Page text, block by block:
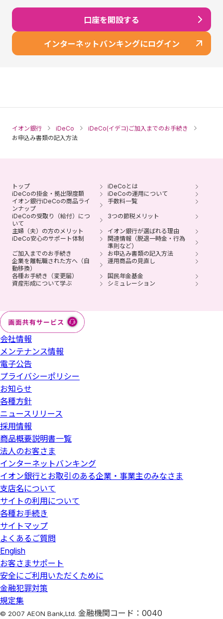
っては、損失が生じる可能性があります。
加入から受取りが終了するまでの間、所定の手数料がかか
運用商品の配分指定をされなかった場合、掛金や移換され
積立られた商品の売買には、所定の日数がかかります（通
常3～8営業日かかります）。
退職などにともない企業型確定拠出年金の加入資格を喪失
した方は、6カ月以内にお手続きください。
イオン銀行iDeCoは、みずほ銀行の委託によりイオン銀行
が取扱う、個人型確定拠出年金プランです。
口座を開設する
インターネットバンキングにログイン
イオン銀行 iDeCo
iDeCo(イデコ)ご加入までのお手続き
お申込み書類の記入方法
トップ
iDeCoとは
iDeCoの掛金・拠出限度額
iDeCoの運用について
イオン銀行iDeCoの商品ライ
ンナップ
手数料一覧
iDeCoの受取り（給付）につ
いて
3つの節税メリット
主婦（夫）の方のメリット
イオン銀行が選ばれる理由
iDeCo安心のサポート体制
関連情報（脱退一時金・行為
準則など）
ご加入までのお手続き
お申込み書類の記入方法
企業を離転職された方へ（自
動移換）
運用商品の見直し
各種お手続き（変更届）
国民年金基金
資産形成について学ぶ
シミュレーション
会社情報
メンテナンス情報
電子公告
プライバシーポリシー
お知らせ
各種方針
ニュースリリース
採用情報
商品概要説明書一覧
法人のお客さま
インターネットバンキング
イオン銀行とお取引のある企業・事業主のみなさま
支店名について
サイトの利用について
各種お手続き
サイトマップ
よくあるご質問
English
お客さまサポート
安全にご利用いただくために
金融犯罪対策
規定集
© 2007 AEON Bank,Ltd. 金融機関コード：0040